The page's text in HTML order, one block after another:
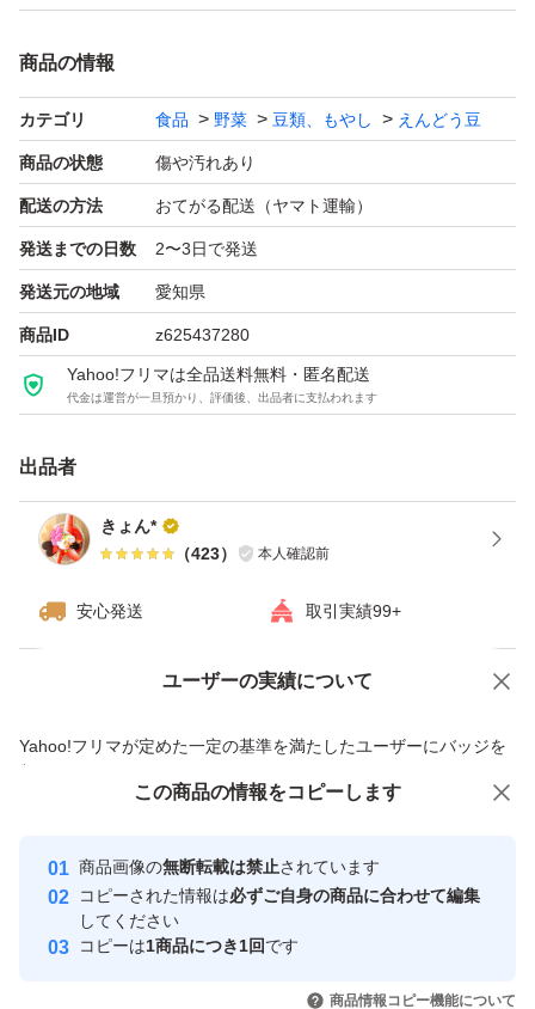
商品の情報
カテゴリ 食品 野菜 豆類、もやし えんどう豆
商品の状態 傷や汚れあり
配送の方法 おてがる配送（ヤマト運輸）
発送までの日数 2〜3日で発送
発送元の地域 愛知県
商品ID z625437280
Yahoo!フリマは全品送料無料・匿名配送
代金は運営が一旦預かり、評価後、出品者に支払われます
出品者
きょん*
（423） 本人確認前
安心発送 取引実績99+
ユーザーの実績について
Yahoo!フリマが定めた一定の基準を満たしたユーザーにバッジを
付与しています
安心取引出品者
心・安全なユーザーです
取引実績
引を完了させた実績があります
価格の相談 商品への質問
この商品の情報をコピーします
商品画像の無断転載は禁止されています
コピーされた情報は必ずご自身の商品に合わせて編集
してください
コピーは1商品につき1回です
商品情報コピー機能について
この商品をみている人にオススメ